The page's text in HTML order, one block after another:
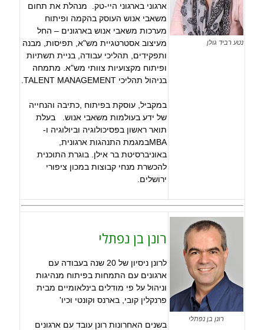
נטע רביד גולן
ארגוני בארגוני היי-טק. מנהלת את תחום
משאבי אנוש העוסק בהקמה ופיתוח
מערכות משאבי אנוש בארגונים – החל
מעיצוב אסטרטגיית מש"א, תפיסות, מבנה
ותפקידים, תהליכי עבודה, בניית תשתיות
ופיתוח מקצועיות צוותי מש"א. מתמחה
בניהול תהליכי TALENT MANAGEMENT.
במקביל, עוסקת בפיתוח ,כתיבה והנחייה
של ידע בעולמות משאבי אנוש. בעלת
תואר ראשון בפסיכולוגיה וביולוגיה ו-
MBAבמגמת התנהגות ארגונית,
באוניברסיטת בר אילן. בוגרת התוכנית
להכשרת מנחי קבוצות במכון ציפורי
ירושלים.
רונן בן נפתלי
רונן בן נפתלי
לרונן ניסיון של 20 שנה בעבודה עם
ארגונים עם התמחות בפיתוח מנהיגות
וניהול על פי מודלים בינלאומיים מבית
פרנקלין קובי, בארנס וקונטי וכיו'
בשנים האחרונות רונן עובד עם ארגונים